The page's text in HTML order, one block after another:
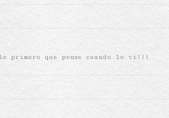
que pense cuando lo vi!!!